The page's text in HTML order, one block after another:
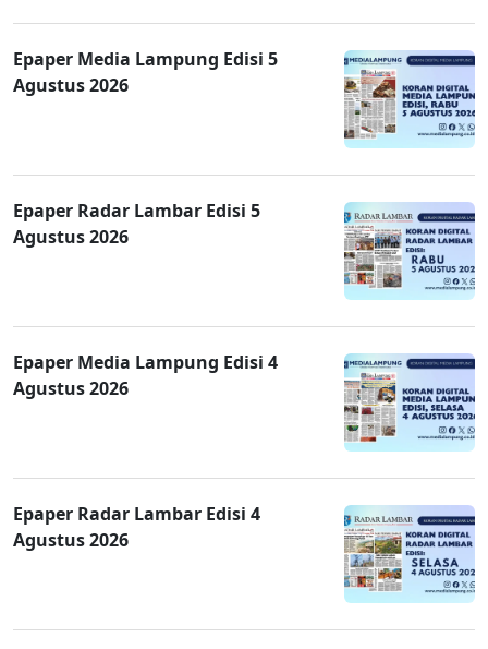
Epaper Media Lampung Edisi 5
Agustus 2026
Epaper Radar Lambar Edisi 5
Agustus 2026
Epaper Media Lampung Edisi 4
Agustus 2026
Epaper Radar Lambar Edisi 4
Agustus 2026